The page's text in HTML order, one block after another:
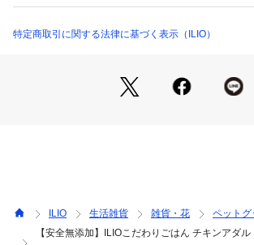
特定商取引に関する法律に基づく表示（ILIO）
ILIO 生活雑貨 雑貨・花
ペットグ
【安全無添加】ILIOこだわりごはん チキンアダ